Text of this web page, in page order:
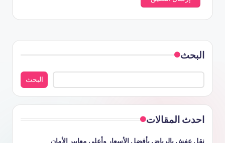
البحث
البحث
احدث المقالات